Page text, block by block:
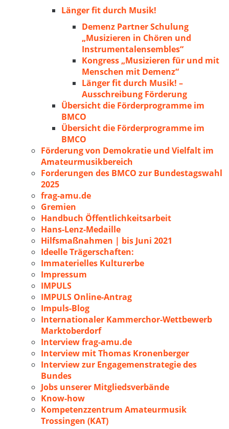
Länger fit durch Musik!
Demenz Partner Schulung
„Musizieren in Chören und
Instrumentalensembles“
Kongress „Musizieren für und mit
Menschen mit Demenz“
Länger fit durch Musik! –
Ausschreibung Förderung
Übersicht die Förderprogramme im
BMCO
Übersicht die Förderprogramme im
BMCO
Förderung von Demokratie und Vielfalt im
Amateurmusikbereich
Forderungen des BMCO zur Bundestagswahl
2025
frag-amu.de
Gremien
Handbuch Öffentlichkeitsarbeit
Hans-Lenz-Medaille
Hilfsmaßnahmen | bis Juni 2021
Ideelle Trägerschaften:
Immaterielles Kulturerbe
Impressum
IMPULS
IMPULS Online-Antrag
Impuls-Blog
Internationaler Kammerchor-Wettbewerb
Marktoberdorf
Interview frag-amu.de
Interview mit Thomas Kronenberger
Interview zur Engagemenstrategie des
Bundes
Jobs unserer Mitgliedsverbände
Know-how
Kompetenzzentrum Amateurmusik
Trossingen (KAT)